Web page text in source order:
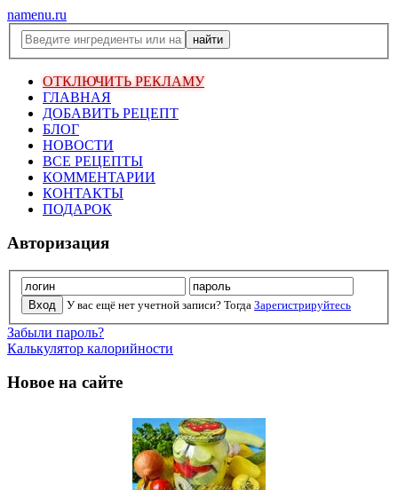
namenu.ru
ОТКЛЮЧИТЬ РЕКЛАМУ
ГЛАВНАЯ
ДОБАВИТЬ РЕЦЕПТ
БЛОГ
НОВОСТИ
ВСЕ РЕЦЕПТЫ
КОММЕНТАРИИ
КОНТАКТЫ
ПОДАРОК
Авторизация
У вас ещё нет учетной записи? Тогда Зарегистрируйтесь
Забыли пароль?
Калькулятор калорийности
Новое на сайте